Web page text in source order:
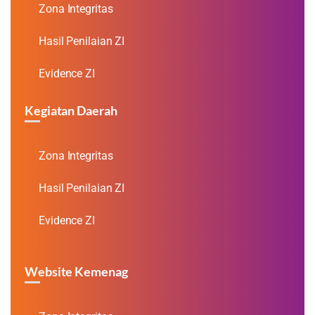
Zona Integritas
Hasil Penilaian ZI
Evidence ZI
Kegiatan Daerah
Zona Integritas
Hasil Penilaian ZI
Evidence ZI
Website Kemenag